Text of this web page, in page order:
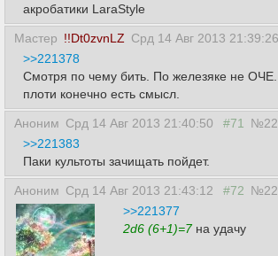
акробатики LaraStyle
Мастер !!Dt0zvnLZ Срд 14 Авг 2013 21:39:26
>>221378
Смотря по чему бить. По железяке не
плоти конечно есть смысл.
Аноним Срд 14 Авг 2013 21:40:50 #71
>>221383
Паки культоты зачищать пойдет.
Аноним Срд 14 Авг 2013 21:43:12 #72
>>221377
2d6 (6+1)=7на удачу